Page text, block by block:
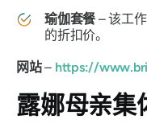
瑜伽套餐 – 该工
的折扣价。
网站– https://
露娜母亲集